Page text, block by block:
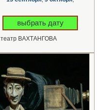
выбрать дату
театр ВАХТАНГОВА